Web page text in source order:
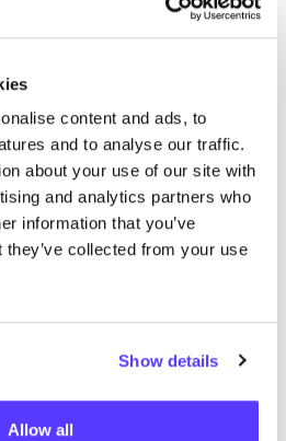
content and ads, to
and to analyse our traffic.
about your use of our site with
and analytics partners who
information that you’ve
collected from your use
Show details
Allow all